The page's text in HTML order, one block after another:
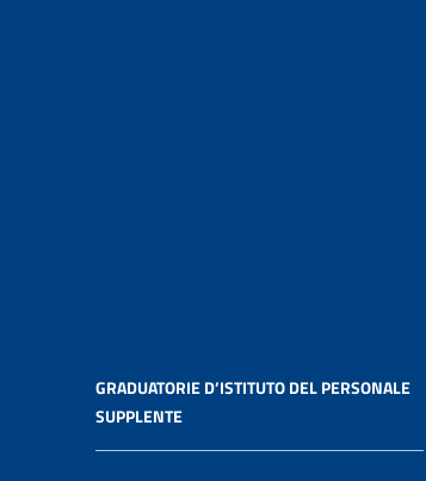
GRADUATORIE D’ISTITUTO DEL PERSONALE
SUPPLENTE